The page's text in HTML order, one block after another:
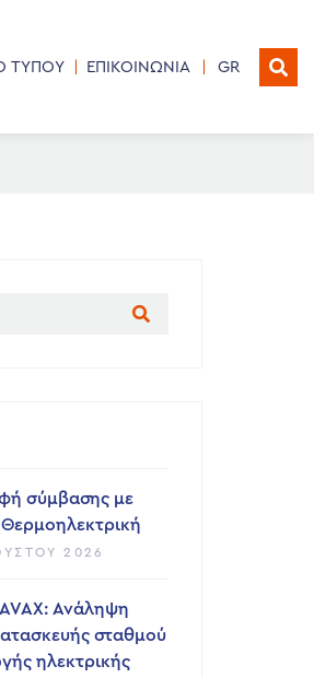
ΤΥΠΟΥ ΕΠΙΚΟΙΝΩΝΙΑ GR
σύμβασης με
2026
Ανάληψη
σταθμού
ηλεκτρικής